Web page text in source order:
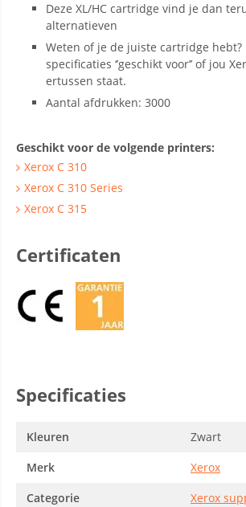
Deze XL/HC cartridge vind je dan
alternatieven
Weten of je de juiste cartridge
specificaties ‘’geschikt voor’’ of jou
ertussen staat.
Aantal afdrukken: 3000
Geschikt voor de volgende printers:
Xerox C 310
Xerox C 310 Series
Xerox C 315
Certificaten
Specificaties
Kleuren
Zwart
Merk
Xerox
Categorie
Xerox